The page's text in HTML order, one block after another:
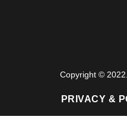
Copyright ©
PRIVACY &